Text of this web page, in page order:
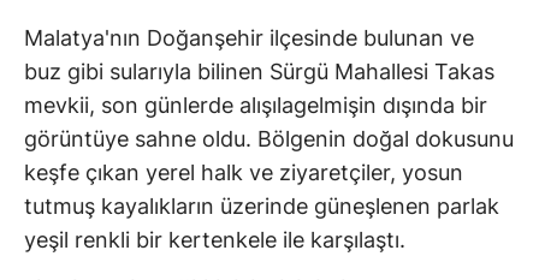
Malatya'nın Doğanşehir ilçesinde bulunan ve
buz gibi sularıyla bilinen Sürgü Mahallesi Takas
mevkii, son günlerde alışılagelmişin dışında bir
görüntüye sahne oldu. Bölgenin doğal dokusunu
keşfe çıkan yerel halk ve ziyaretçiler, yosun
tutmuş kayalıkların üzerinde güneşlenen parlak
yeşil renkli bir kertenkele ile karşılaştı.